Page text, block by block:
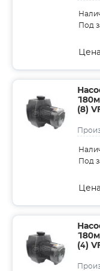
Под
(8)
Под
(4)